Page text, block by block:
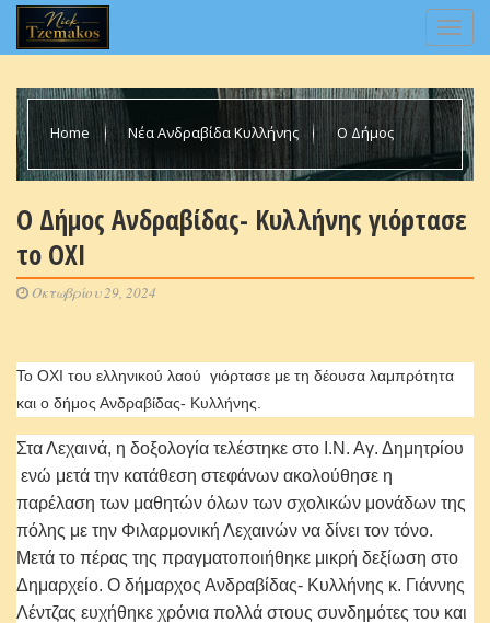
Home Νέα Ανδραβίδα Κυλλήνης Ο Δήμος
Ο Δήμος Ανδραβίδας- Κυλλήνης γιόρτασε
το ΟΧΙ
Οκτωβρίου 29, 2024
Το ΟΧΙ του ελληνικού λαού γιόρτασε με τη δέουσα λαμπρότητα
και ο δήμος Ανδραβίδας- Κυλλήνης.
Στα Λεχαινά, η δοξολογία τελέστηκε στο Ι.Ν. Αγ. Δημητρίου
ενώ μετά την κατάθεση στεφάνων ακολούθησε η
παρέλαση των μαθητών όλων των σχολικών μονάδων της
πόλης με την Φιλαρμονική Λεχαινών να δίνει τον τόνο.
Μετά το πέρας της πραγματοποιήθηκε μικρή δεξίωση στο
Δημαρχείο. Ο δήμαρχος Ανδραβίδας- Κυλλήνης κ. Γιάννης
Λέντζας ευχήθηκε χρόνια πολλά στους συνδημότες του και